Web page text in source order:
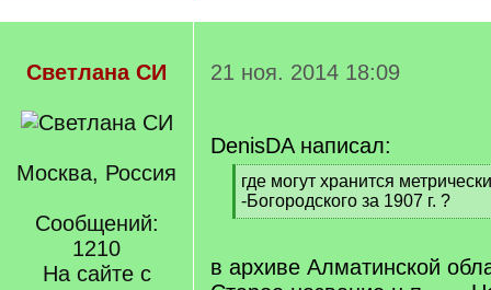
Светлана СИ
Москва, Россия
Сообщений:
1210
На сайте с
21 ноя. 2014 18:09
DenisDA написал:
[
q
]
где могут хранится
-Богородского за 1907 г. ?
[
q
]
в архиве Алматинской